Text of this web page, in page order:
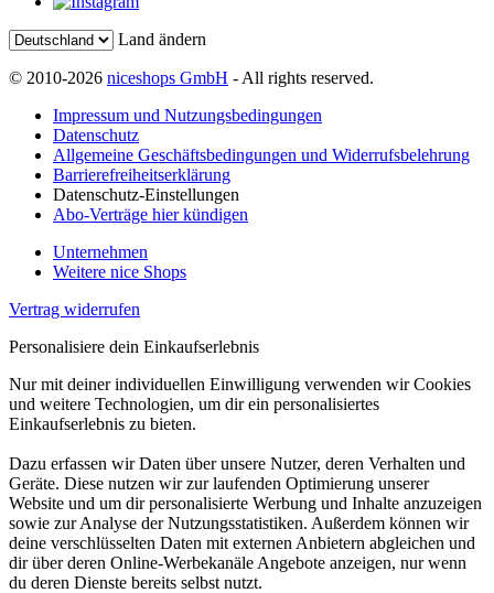
Land ändern
© 2010-2026 niceshops GmbH - All rights reserved.
Impressum und Nutzungsbedingungen
Datenschutz
Allgemeine Geschäftsbedingungen und Widerrufsbelehrung
Barrierefreiheitserklärung
Datenschutz-Einstellungen
Abo-Verträge hier kündigen
Unternehmen
Weitere nice Shops
Vertrag widerrufen
Personalisiere dein Einkaufserlebnis
Nur mit deiner individuellen Einwilligung verwenden wir Cookies
und weitere Technologien, um dir ein personalisiertes
Einkaufserlebnis zu bieten.
Dazu erfassen wir Daten über unsere Nutzer, deren Verhalten und
Geräte. Diese nutzen wir zur laufenden Optimierung unserer
Website und um dir personalisierte Werbung und Inhalte anzuzeigen
sowie zur Analyse der Nutzungsstatistiken. Außerdem können wir
deine verschlüsselten Daten mit externen Anbietern abgleichen und
dir über deren Online-Werbekanäle Angebote anzeigen, nur wenn
du deren Dienste bereits selbst nutzt.